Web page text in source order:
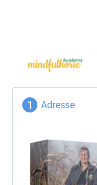
Adresse